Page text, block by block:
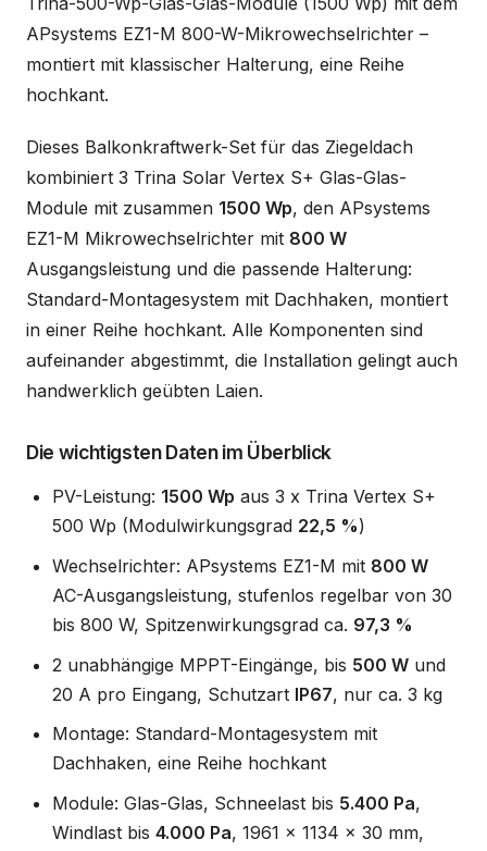
APsystems EZ1-M 800-W-Mikrowechselrichter –
montiert mit klassischer Halterung, eine Reihe
hochkant.
Dieses Balkonkraftwerk-Set für das Ziegeldach
kombiniert 3 Trina Solar Vertex S+ Glas-Glas-
Module mit zusammen 1500 Wp, den APsystems
EZ1-M Mikrowechselrichter mit 800 W
Ausgangsleistung und die passende Halterung:
Standard-Montagesystem mit Dachhaken, montiert
in einer Reihe hochkant. Alle Komponenten sind
aufeinander abgestimmt, die Installation gelingt auch
handwerklich geübten Laien.
Die wichtigsten Daten im Überblick
PV-Leistung: 1500 Wp aus 3 x Trina Vertex S+
500 Wp (Modulwirkungsgrad 22,5 %)
Wechselrichter: APsystems EZ1-M mit 800 W
AC-Ausgangsleistung, stufenlos regelbar von 30
bis 800 W, Spitzenwirkungsgrad ca. 97,3 %
2 unabhängige MPPT-Eingänge, bis 500 W und
20 A pro Eingang, Schutzart IP67, nur ca. 3 kg
Montage: Standard-Montagesystem mit
Dachhaken, eine Reihe hochkant
Module: Glas-Glas, Schneelast bis 5.400 Pa,
Windlast bis 4.000 Pa, 1961 x 1134 x 30 mm,